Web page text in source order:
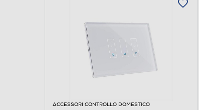
ACCESSORI CONTROLLO DOMESTICO